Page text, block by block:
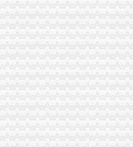
公司注册要求场监管工作会议
册资金场紧急状态处置演习
”重庆注册外贸公司、“三公开”
庆代办外贸公司工商工作会议精
册外贸公司工商行政管理工作会议精
到南岸区工商分局指导工作
庆注册进出口公司场主体监督管理
广告专项整迎接中国重庆西部农展会
”外贸公司注册流程活动
加餐饮业纸巾监管
空运进口重庆口岸的报关报检代理公司
口重庆报关】-万州新乡镇易登网